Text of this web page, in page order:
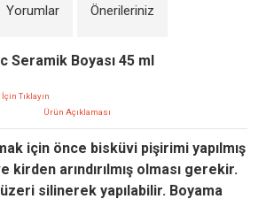
Yorumlar Önerileriniz
Seramik Boyası 45 ml
Tıklayın
Ürün Açıklaması
için önce bisküvi pişirimi yapılmış
kirden arındırılmış olması gerekir.
silinerek yapılabilir. Boyama